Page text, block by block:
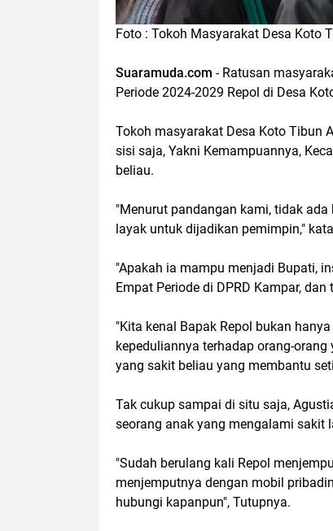
Foto : Tokoh Masyarakat Desa Koto
Suaramuda.com - Ratusan
Periode 2024-2029 Repol di Desa
Tokoh masyarakat Desa Koto Tibun
sisi saja, Yakni Kemampuannya,
beliau.
"Menurut pandangan kami, tidak
layak untuk dijadikan pemimpin,"
"Apakah ia mampu menjadi Bupati,
Empat Periode di DPRD Kampar,
"Kita kenal Bapak Repol bukan
kepeduliannya terhadap orang-
yang sakit beliau yang membantu
Tak cukup sampai di situ saja,
seorang anak yang mengalami sakit
"Sudah berulang kali Repol
menjemputnya dengan mobil
hubungi kapanpun", Tutupnya.